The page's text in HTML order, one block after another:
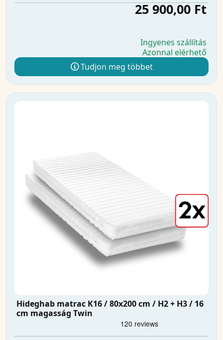
25 900,00 Ft
Ingyenes szállítás
Azonnal elérhető
Tudjon meg többet
Hideghab matrac K16 / 80x200 cm / H2 + H3 / 16
cm magasság Twin